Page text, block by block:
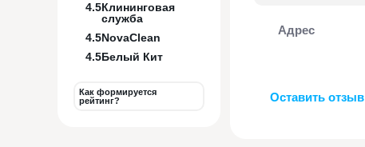
4.5Клининговая
служба
4.5NovaClean
4.5Белый Кит
Как формируется
рейтинг?
Адрес
Оставить отзыв